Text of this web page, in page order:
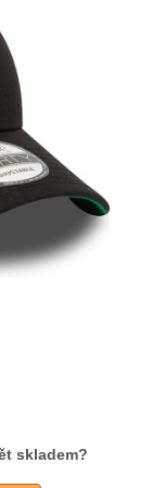
skladem?